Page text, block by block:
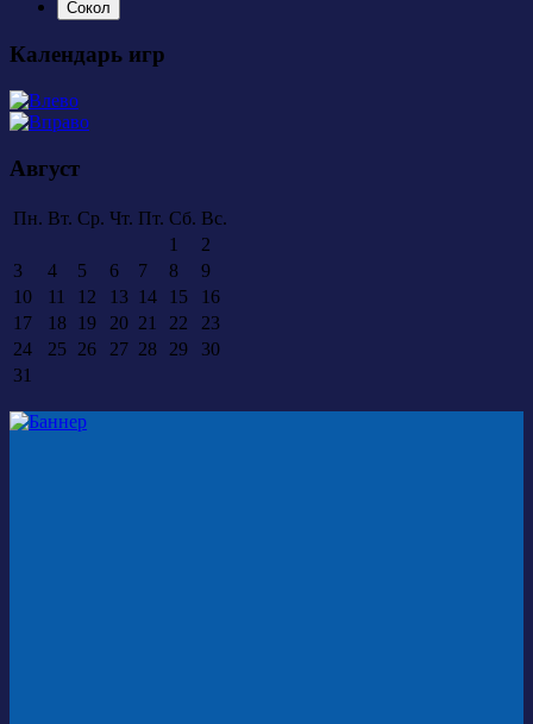
Сокол
Календарь игр
Август
Пн. Вт. Ср. Чт. Пт. Сб. Вс.
1
2
3
4 5 6 7 8
9
10
11 12 13 14 15
16
17
18 19 20 21 22
23
24
25 26 27 28 29
30
31